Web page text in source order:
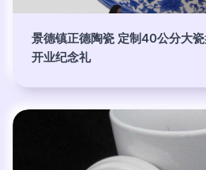
景德镇正德陶瓷 定制40公分大
开业纪念礼